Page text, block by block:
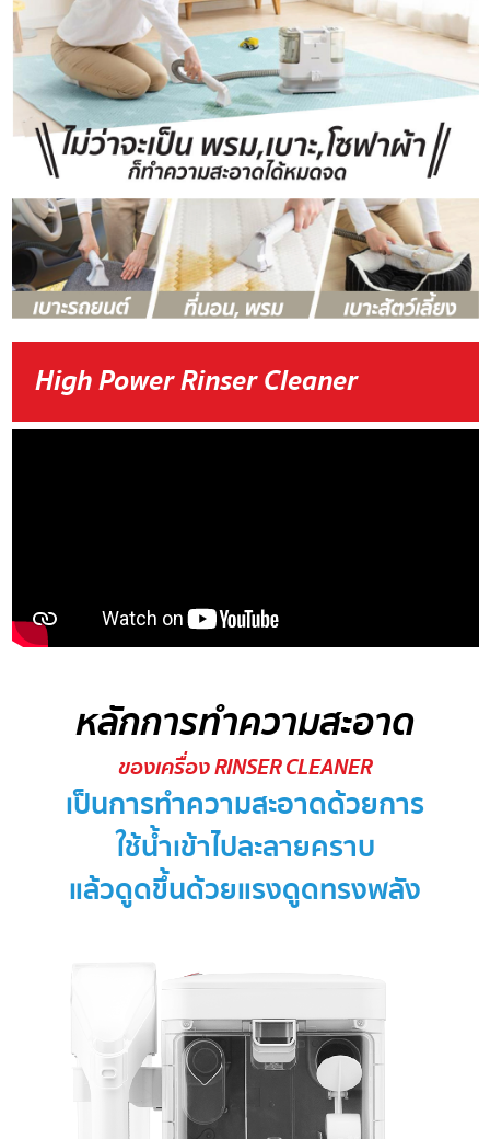
High Power Rinser Cleaner
หลักการทำความสะอาด
ของเครื่อง RINSER CLEANER
เป็นการทำความสะอาดด้วยการ
ใช้น้ำเข้าไปละลายคราบ
แล้วดูดขึ้นด้วยแรงดูดทรงพลัง